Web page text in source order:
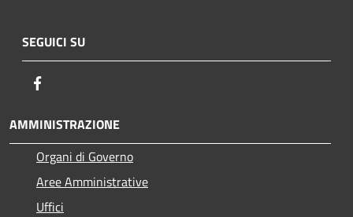
SEGUICI SU
AMMINISTRAZIONE
Organi di Governo
Aree Amministrative
Uffici